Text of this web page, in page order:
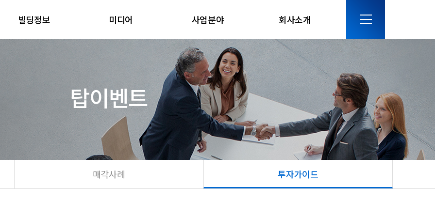
빌딩정보 미디어 사업분야 회사소개
탑이벤트
매각사례 투자가이드